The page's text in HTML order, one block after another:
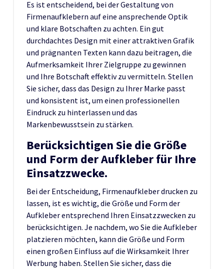
Es ist entscheidend, bei der Gestaltung von
Firmenaufklebern auf eine ansprechende Optik
und klare Botschaften zu achten. Ein gut
durchdachtes Design mit einer attraktiven Grafik
und prägnanten Texten kann dazu beitragen, die
Aufmerksamkeit Ihrer Zielgruppe zu gewinnen
und Ihre Botschaft effektiv zu vermitteln. Stellen
Sie sicher, dass das Design zu Ihrer Marke passt
und konsistent ist, um einen professionellen
Eindruck zu hinterlassen und das
Markenbewusstsein zu stärken.
Berücksichtigen Sie die Größe
und Form der Aufkleber für Ihre
Einsatzzwecke.
Bei der Entscheidung, Firmenaufkleber drucken zu
lassen, ist es wichtig, die Größe und Form der
Aufkleber entsprechend Ihren Einsatzzwecken zu
berücksichtigen. Je nachdem, wo Sie die Aufkleber
platzieren möchten, kann die Größe und Form
einen großen Einfluss auf die Wirksamkeit Ihrer
Werbung haben. Stellen Sie sicher, dass die